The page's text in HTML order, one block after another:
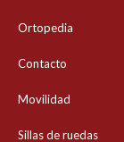
Ortopedia
Contacto
Movilidad
Sillas de ruedas